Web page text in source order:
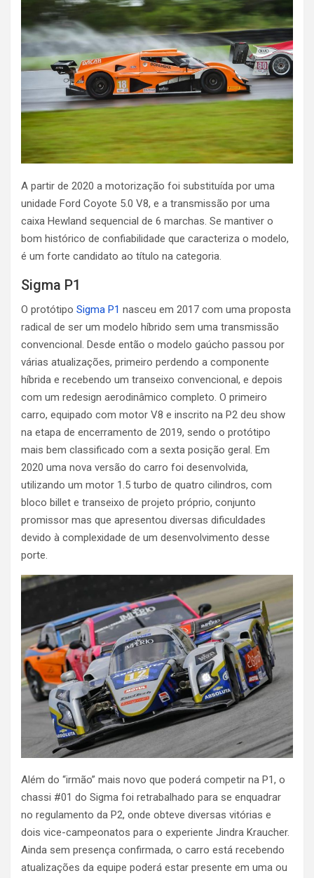
A partir de 2020 a motorização foi substituída por uma
unidade Ford Coyote 5.0 V8, e a transmissão por uma
caixa Hewland sequencial de 6 marchas. Se mantiver o
bom histórico de confiabilidade que caracteriza o modelo,
é um forte candidato ao título na categoria.
Sigma P1
O protótipo Sigma P1 nasceu em 2017 com uma proposta
radical de ser um modelo híbrido sem uma transmissão
convencional. Desde então o modelo gaúcho passou por
várias atualizações, primeiro perdendo a componente
híbrida e recebendo um transeixo convencional, e depois
com um redesign aerodinâmico completo. O primeiro
carro, equipado com motor V8 e inscrito na P2 deu show
na etapa de encerramento de 2019, sendo o protótipo
mais bem classificado com a sexta posição geral. Em
2020 uma nova versão do carro foi desenvolvida,
utilizando um motor 1.5 turbo de quatro cilindros, com
bloco billet e transeixo de projeto próprio, conjunto
promissor mas que apresentou diversas dificuldades
devido à complexidade de um desenvolvimento desse
porte.
Além do “irmão” mais novo que poderá competir na P1, o
chassi #01 do Sigma foi retrabalhado para se enquadrar
no regulamento da P2, onde obteve diversas vitórias e
dois vice-campeonatos para o experiente Jindra Kraucher.
Ainda sem presença confirmada, o carro está recebendo
atualizações da equipe poderá estar presente em uma ou